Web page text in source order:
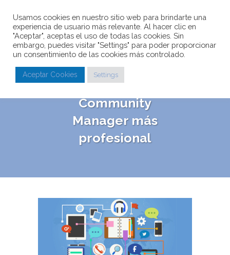
Mis herramientas
básicas para un
Community
Manager más
profesional
Usamos cookies en nuestro sitio web para brindarte una
experiencia de usuario más relevante. Al hacer clic en
"Aceptar", aceptas el uso de todas las cookies. Sin
embargo, puedes visitar "Settings" para poder proporcionar
un consentimiento de las cookies más controlado.
Aceptar Cookies Settings